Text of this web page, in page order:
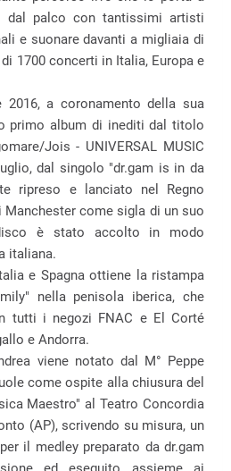
dal palco con tantissimi artisti
e suonare davanti a migliaia di
1700 concerti in Italia, Europa e
2016, a coronamento della sua
primo album di inediti dal titolo
Jois - UNIVERSAL MUSIC
dal singolo "dr.gam is in da
ripreso e lanciato nel Regno
Manchester come sigla di un suo
è stato accolto in modo
italiana.
e Spagna ottiene la ristampa
nella penisola iberica, che
tutti i negozi FNAC e El Corté
e Andorra.
viene notato dal M° Peppe
come ospite alla chiusura del
Maestro" al Teatro Concordia
(AP), scrivendo su misura, un
il medley preparato da dr.gam